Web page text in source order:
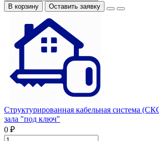
В корзину Оставить заявку
Структурированная кабельная система
зала "под ключ"
0 ₽